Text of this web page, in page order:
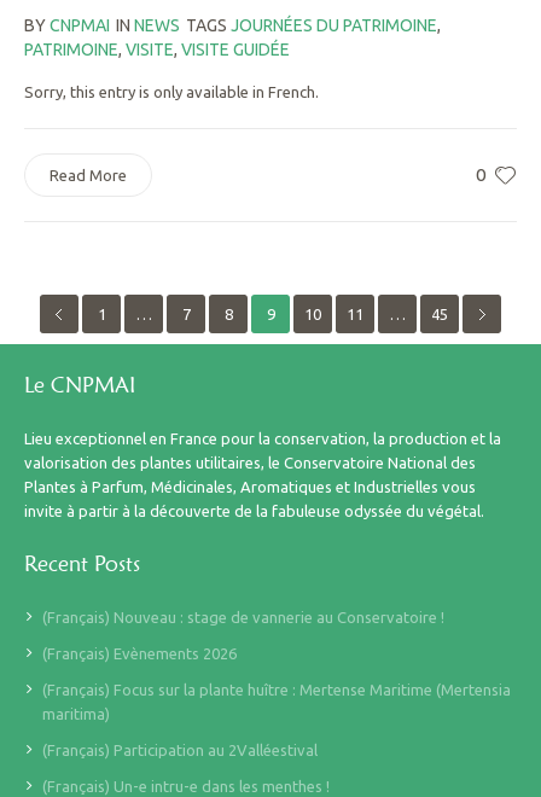
BYCNPMAI IN NEWS TAGS JOURNÉES DU PATRIMOINE,
PATRIMOINE, VISITE, VISITE GUIDÉE
Sorry, this entry is only available in French.
0
Read More
1 … 7 8 9 10 11 … 45
Le CNPMAI
Lieu exceptionnel en France pour la conservation, la production et la
valorisation des plantes utilitaires, le Conservatoire National des
Plantes à Parfum, Médicinales, Aromatiques et Industrielles vous
invite à partir à la découverte de la fabuleuse odyssée du végétal.
Recent Posts
(Français) Nouveau : stage de vannerie au Conservatoire !
(Français) Evènements 2026
(Français) Focus sur la plante huître : Mertense Maritime (Mertensia
maritima)
(Français) Participation au 2Valléestival
(Français) Un-e intru-e dans les menthes !